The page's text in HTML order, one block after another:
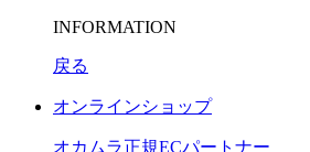
INFORMATION
戻る
オンラインショップ
オカムラ正規ECパートナー